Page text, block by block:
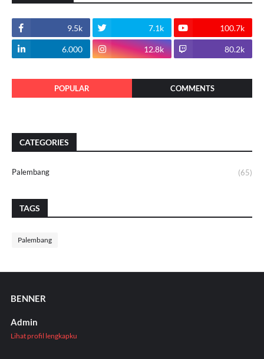
9.5k 7.1k 100.7k
6.000 12.8k 80.2k
POPULAR COMMENTS
CATEGORIES
Palembang (65)
TAGS
Palembang
BENNER
Admin
Lihat profil lengkapku